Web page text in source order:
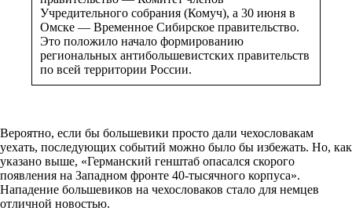
Учредительного собрания (Комуч), а 30 июня в
Омске — Временное Сибирское правительство.
Это положило начало формированию
региональных антибольшевистских правительств
по всей территории России.
Вероятно, если бы большевики просто дали чехословакам
уехать, последующих событий можно было бы избежать. Но, как
указано выше, «Германский генштаб опасался скорого
появления на Западном фронте 40-тысячного корпуса».
Нападение большевиков на чехословаков стало для немцев
отличной новостью.